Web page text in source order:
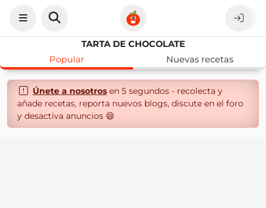
TARTA DE CHOCOLATE
Popular
Nuevas recetas
Únete a nosotrosen 5 segundos - recolecta y
añade recetas, reporta nuevos blogs, discute en el foro
y desactiva anuncios 😄